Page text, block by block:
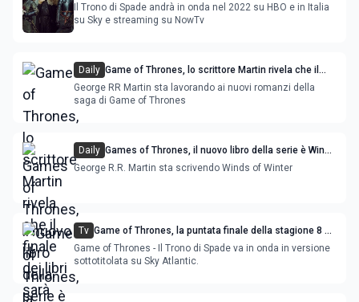
Il Trono di Spade andrà in onda nel 2022 su HBO e in Italia
su Sky e streaming su NowTv
Daily Game of Thrones, lo scrittore Martin rivela che il
finale dei libri sarà diverso dalla serie tv
George RR Martin sta lavorando ai nuovi romanzi della
saga di Game of Thrones
Daily Games of Thrones, il nuovo libro della serie è Winds
of Winter
George R.R. Martin sta scrivendo Winds of Winter
Tv Game of Thrones, la puntata finale della stagione 8 e
la ricostruzione di King's Landing
Game of Thrones - Il Trono di Spade va in onda in versione
sottotitolata su Sky Atlantic.